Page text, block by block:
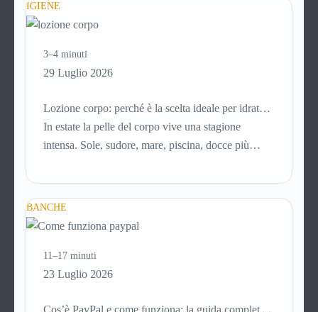
abitazione: è legittimo chiedersi se è possibile
contratto di locazione
IGIENE
3–4 minuti
29 Luglio 2026
Lozione corpo: perché è la scelta ideale per idratare
la pelle in estate
In estate la pelle del corpo vive una stagione
intensa. Sole, sudore, mare, piscina, docce più
meno morbida, più disidratata o semplicemente
meno confortevole. Eppure, proprio nei mesi caldi,
o difficili da assorbire.
BANCHE
11–17 minuti
23 Luglio 2026
Cos’è PayPal e come funziona: la guida completa